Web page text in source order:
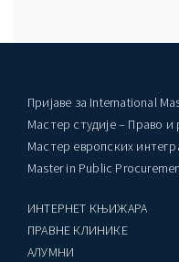
Пријаве за International
Мастер студије – Право и
Мастер европских
Master in Public
ИНТЕРНЕТ КЊИЖАРА
ПРАВНЕ КЛИНИКЕ
AЛУМНИ